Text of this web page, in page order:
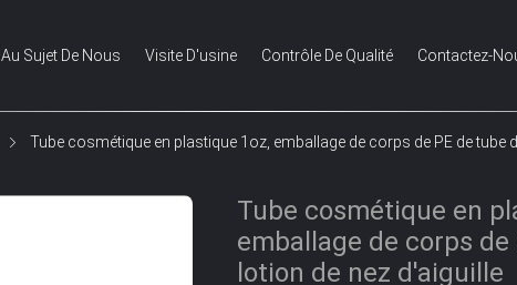
Au Sujet De Nous Visite D'usine Contrôle De Qualité Contactez-
Tube cosmétique en plastique 1oz, emballage de corps de PE de tube
Tube cosmétique en
emballage de corps de
lotion de nez d'aiguille